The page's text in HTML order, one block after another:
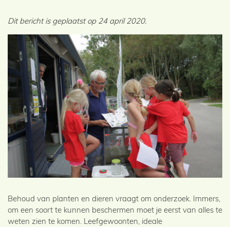
Dit bericht is geplaatst op 24 april 2020.
Behoud van planten en dieren vraagt om onderzoek. Immers,
om een soort te kunnen beschermen moet je eerst van alles te
weten zien te komen. Leefgewoonten, ideale